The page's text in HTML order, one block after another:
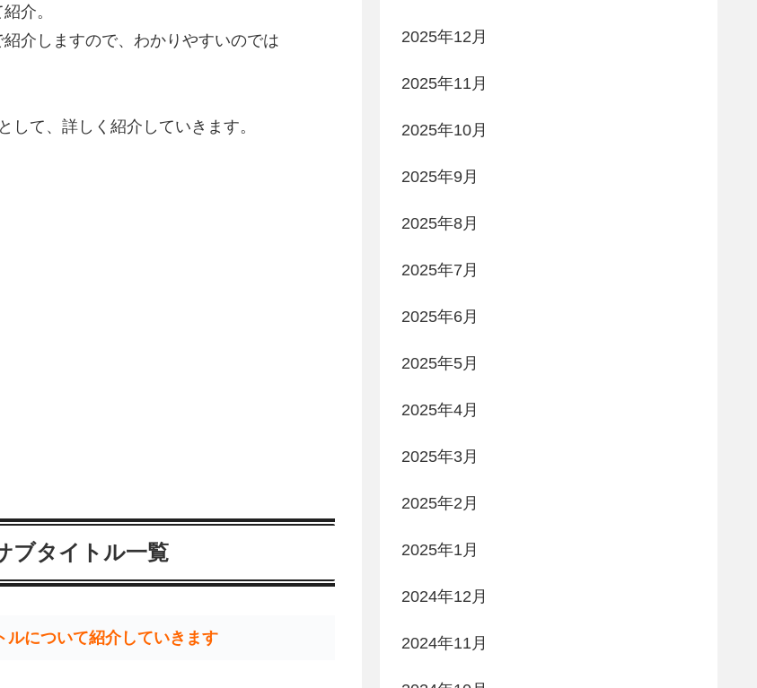
介。
介しますので、わかりやすいのでは
て、詳しく紹介していきます。
ブタイトル一覧
ルについて紹介していきます
2025年12月
2025年11月
2025年10月
2025年9月
2025年8月
2025年7月
2025年6月
2025年5月
2025年4月
2025年3月
2025年2月
2025年1月
2024年12月
2024年11月